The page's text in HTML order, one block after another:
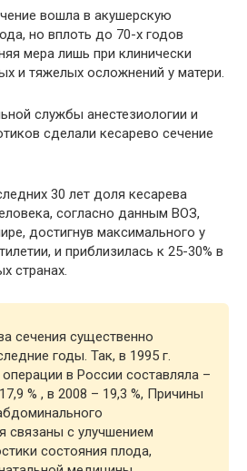
вошла в акушерскую
но вплоть до 70-х годов
мера лишь при клинически
и тяжелых осложнений у матери.
службы анестезиологии и
сделали кесарево сечение
30 лет доля кесарева
согласно данным ВОЗ,
достигнув максимального у
и приблизилась к 25-30% в
странах.
сечения существенно
годы. Так, в 1995 г.
в России составляла –
% , в 2008 – 19,3 %, Причины
связаны с улучшением
состояния плода,